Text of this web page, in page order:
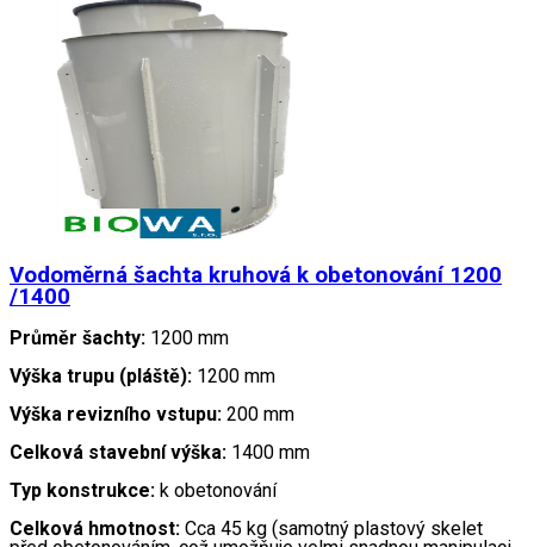
Vodoměrná šachta kruhová k obetonování 1200
/1400
Průměr šachty: 1200 mm
Výška trupu (pláště): 1200 mm
Výška revizního vstupu: 200 mm
Celková stavební výška: 1400 mm
Typ konstrukce: k obetonování
Celková hmotnost: Cca 45 kg (samotný plastový skelet